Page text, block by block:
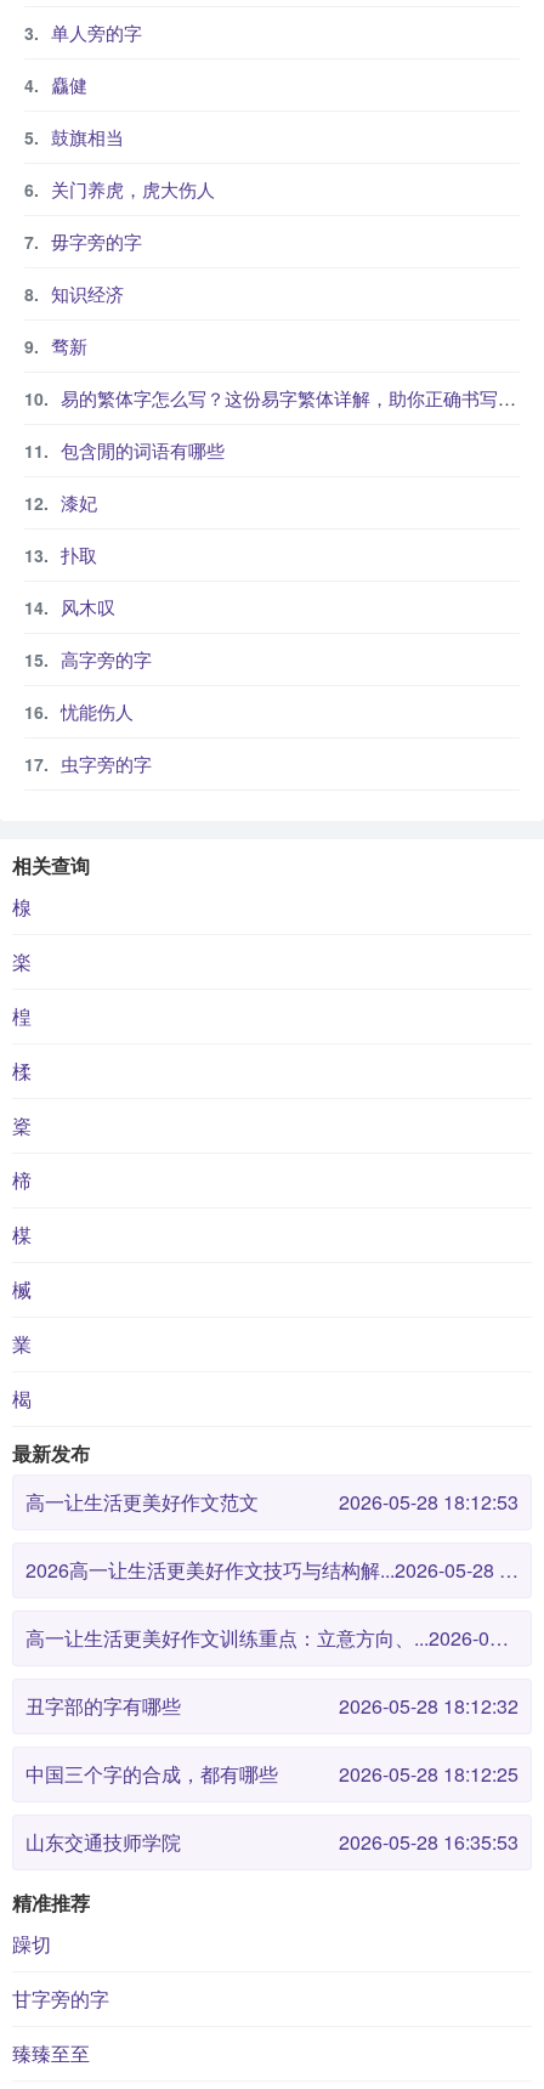
单人旁的字
麤健
鼓旗相当
关门养虎，虎大伤人
毋字旁的字
知识经济
骛新
易的繁体字怎么写？这份易字繁体详解，助你正确书写汉字_汉字繁体学习
包含閒的词语有哪些
漆妃
扑取
风木叹
高字旁的字
忧能伤人
虫字旁的字
相关查询
楾
楽
楻
楺
楶
楴
楳
楲
業
楬
最新发布
高一让生活更美好作文范文
2026-05-28 18:12:53
2026高一让生活更美好作文技巧与结构解... 2026-05-28 18:12:46
高一让生活更美好作文训练重点：立意方向、... 2026-05-28 18:12:38
丑字部的字有哪些 2026-05-28 18:12:32
中国三个字的合成，都有哪些 2026-05-28 18:12:25
山东交通技师学院 2026-05-28 16:35:53
精准推荐
躁切
甘字旁的字
臻臻至至